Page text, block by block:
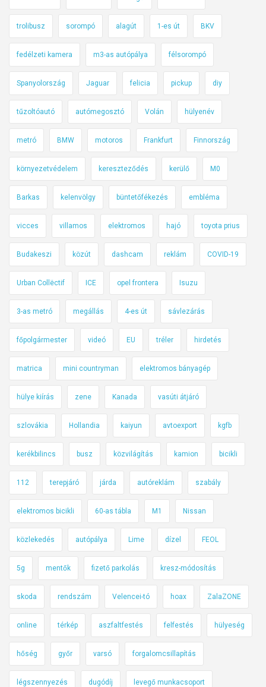
e
d
i
z
t
o
n
á
g
s
z
e
g
l
a
l
ó
a
b
k
i
g
–
e
t
ö
e
d
é
s
b
z
s
á
g
i
s
z
f
l
a
trolibusz sorompó alagút 1-es út BKV
fedélzeti kamera m3-as autópálya félsorompó
Spanyolország Jaguar felicia pickup diy
tűzoltóautó autómegosztó Volán hülyenév
metró BMW motoros Frankfurt Finnország
környezetvédelem kereszteződés kerülő M0
Barkas kelenvölgy büntetőfékezés embléma
vicces villamos elektromos hajó toyota prius
Budakeszi közút dashcam reklám COVID-19
Urban Collëctif ICE opel frontera Isuzu
3-as metró megállás 4-es út sávlezárás
főpolgármester videó EU tréler hirdetés
matrica mini countryman elektromos bányagép
hülye kiírás zene Kanada vasúti átjáró
szlovákia Hollandia kaiyun avtoexport kgfb
kerékbilincs busz közvilágítás kamion bicikli
112 terepjáró járda autóreklám szabály
elektromos bicikli 60-as tábla M1 Nissan
közlekedés autópálya Lime dízel FEOL
5g mentők fizető parkolás kresz-módosítás
skoda rendszám Velencei-tó hoax ZalaZONE
online térkép aszfaltfestés felfestés hülyeség
hőség győr varsó forgalomcsillapítás
légszennyezés dugódíj levegő munkacsoport